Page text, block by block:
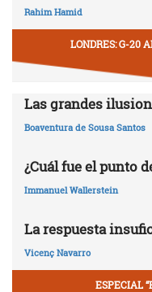
Rahim Hamid
LONDRES: G-20
Las grandes
Boaventura de Sousa Santos
¿Cuál fue el punto
Immanuel Wallerstein
La respuesta
Vicenç Navarro
ESPECIAL